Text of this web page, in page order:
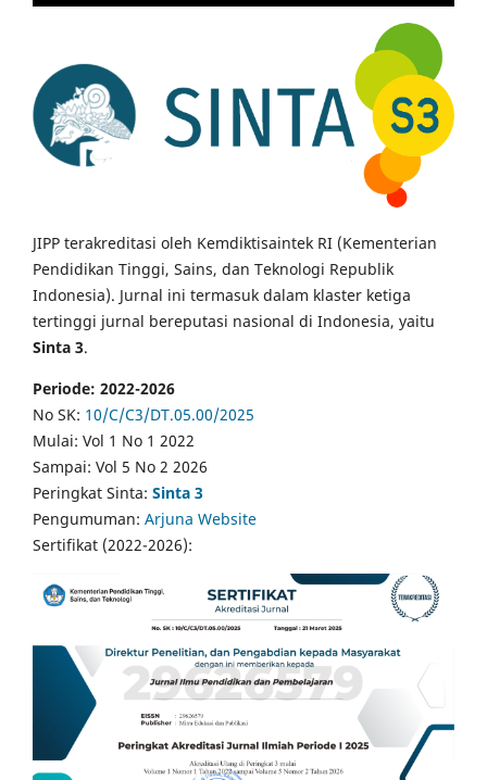
JIPP terakreditasi oleh Kemdiktisaintek RI (Kementerian
Pendidikan Tinggi, Sains, dan Teknologi Republik
Indonesia). Jurnal ini termasuk dalam klaster ketiga
tertinggi jurnal bereputasi nasional di Indonesia, yaitu
Sinta 3.
Periode: 2022-2026
No SK: 10/C/C3/DT.05.00/2025
Mulai: Vol 1 No 1 2022
Sampai: Vol 5 No 2 2026
Peringkat Sinta: Sinta 3
Pengumuman: Arjuna Website
Sertifikat (2022-2026):